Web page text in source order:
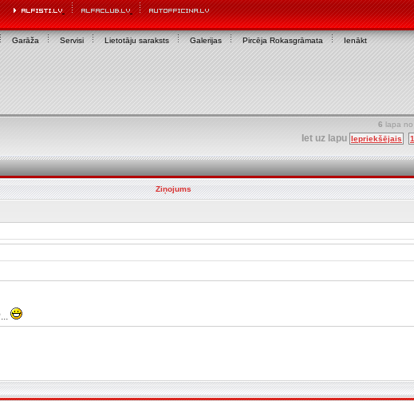
Garāža Servisi Lietotāju saraksts Galerijas Pircēja Rokasgrāmata Ienākt
6 lapa no
Iet uz lapu Iepriekšējais 1
Ziņojums